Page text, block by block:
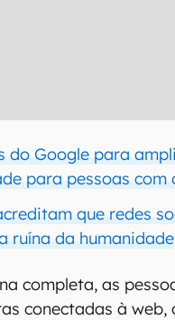
do Google para
para pessoas com
que redes
ruína da humanidade
completa, as
conectadas à web,